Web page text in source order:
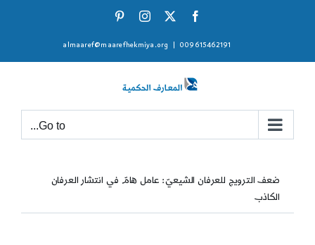
Facebook
X
Instagram
009615462191
almaaref@maarefhekmiya.org
Go to...
ضعف الترويج للعرفان الشيعيّ: عامل هامّ في انتشار العرفان
الكاذب